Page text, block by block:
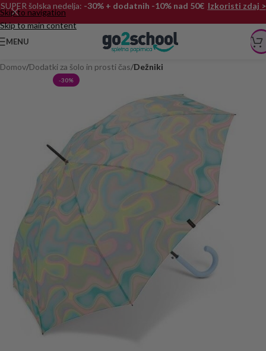
Skip to navigation
Skip to main content
SUPER šolska nedelja: -30% + dodatnih -10% nad 50€ Izkoristi zdaj >
MENU
Domov Dodatki za šolo in prosti čas Dežniki
-30%